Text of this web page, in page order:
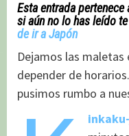
Esta entrada
si aún no lo has leído
de ir a Japón
Dejamos las maletas
depender de
pusimos rumbo a